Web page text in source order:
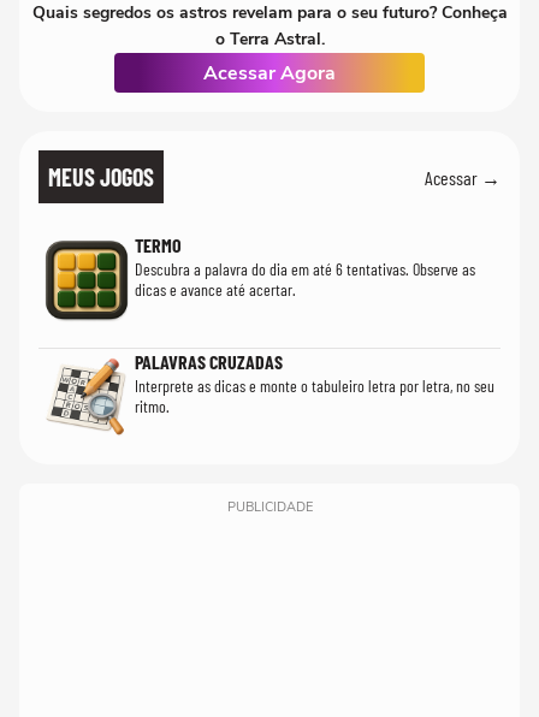
Quais segredos os astros revelam para o seu futuro? Conheça
o Terra Astral.
Acessar Agora
MEUS JOGOS Acessar →
TERMO
Descubra a palavra do dia em até 6 tentativas. Observe as
dicas e avance até acertar.
PALAVRAS CRUZADAS
Interprete as dicas e monte o tabuleiro letra por letra, no seu
ritmo.
PUBLICIDADE